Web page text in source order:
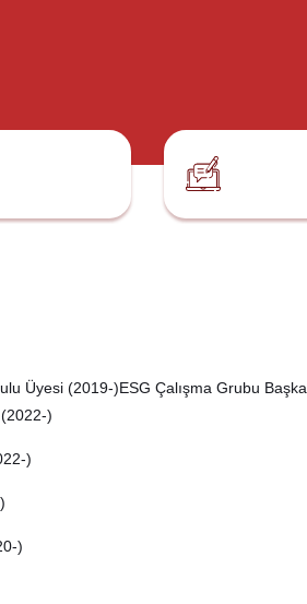
Üyesi (2019-)ESG Çalışma Grubu
)
)
)